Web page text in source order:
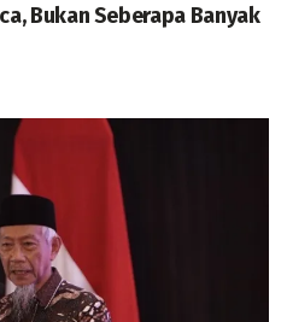
Bukan Seberapa Banyak